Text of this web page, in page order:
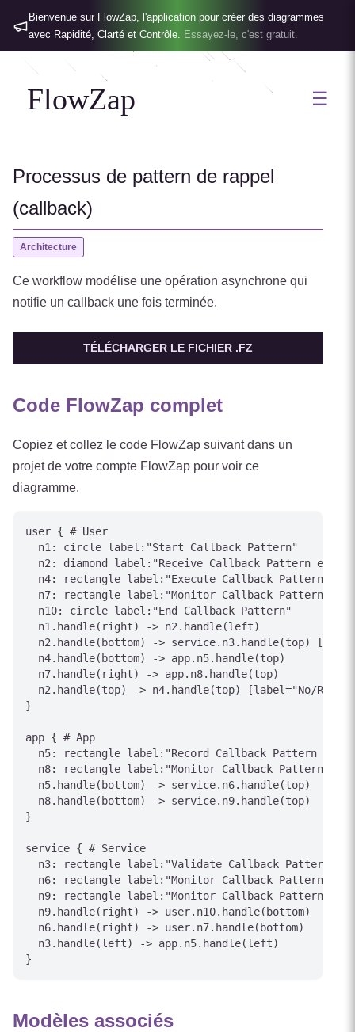
Bienvenue sur FlowZap, l'application pour créer des diagrammes
avec Rapidité, Clarté et Contrôle. Essayez-le, c'est gratuit.
FlowZap ☰
Processus de pattern de rappel
(callback)
Architecture
Ce workflow modélise une opération asynchrone qui
notifie un callback une fois terminée.
TÉLÉCHARGER LE FICHIER .FZ
Code FlowZap complet
Copiez et collez le code FlowZap suivant dans un
projet de votre compte FlowZap pour voir ce
diagramme.
user { # User
  n1: circle label:"Start Callback Pattern"
  n2: diamond label:"Receive Callback Pattern event"
n4: rectangle label:"Execute Callback Pattern
n7: rectangle label:"Monitor Callback Pattern
  n10: circle label:"End Callback Pattern"
  n1.handle(right) -> n2.handle(left)
n2.handle(bottom) -> service.n3.handle(top)
  n4.handle(bottom) -> app.n5.handle(top)
  n7.handle(right) -> app.n8.handle(top)
n2.handle(top) -> n4.handle(top) [label="No/
}
app { # App
n5: rectangle label:"Record Callback Pattern
n8: rectangle label:"Monitor Callback Pattern
  n5.handle(bottom) -> service.n6.handle(top)
  n8.handle(bottom) -> service.n9.handle(top)
}
service { # Service
n3: rectangle label:"Validate Callback Pattern
n6: rectangle label:"Monitor Callback Pattern
n9: rectangle label:"Monitor Callback Pattern
  n9.handle(right) -> user.n10.handle(bottom)
  n6.handle(right) -> user.n7.handle(bottom)
  n3.handle(left) -> app.n5.handle(left)
Modèles associés